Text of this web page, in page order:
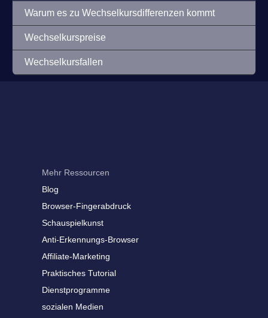
Warum es zu Wechselkursdifferenzen kommt
Wechselkurspreise
Wechselkursfallen
Mehr Ressourcen
Blog
Browser-Fingerabdruck
Schauspielkunst
Anti-Erkennungs-Browser
Affiliate-Marketing
Praktisches Tutorial
Dienstprogramme
sozialen Medien